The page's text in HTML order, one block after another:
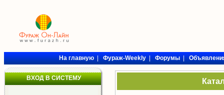
На главную|Фураж-Weekly|Форумы|
ВХОД В СИСТЕМУ